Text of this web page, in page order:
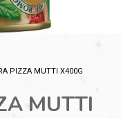
PIZZA MUTTI X400G
MUTTI